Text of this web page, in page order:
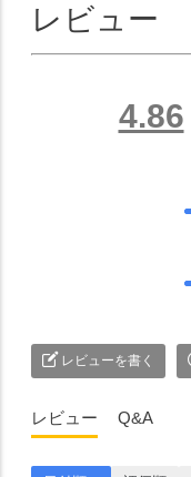
レビュー
4.86
レビューを書く
レビュー Q&A